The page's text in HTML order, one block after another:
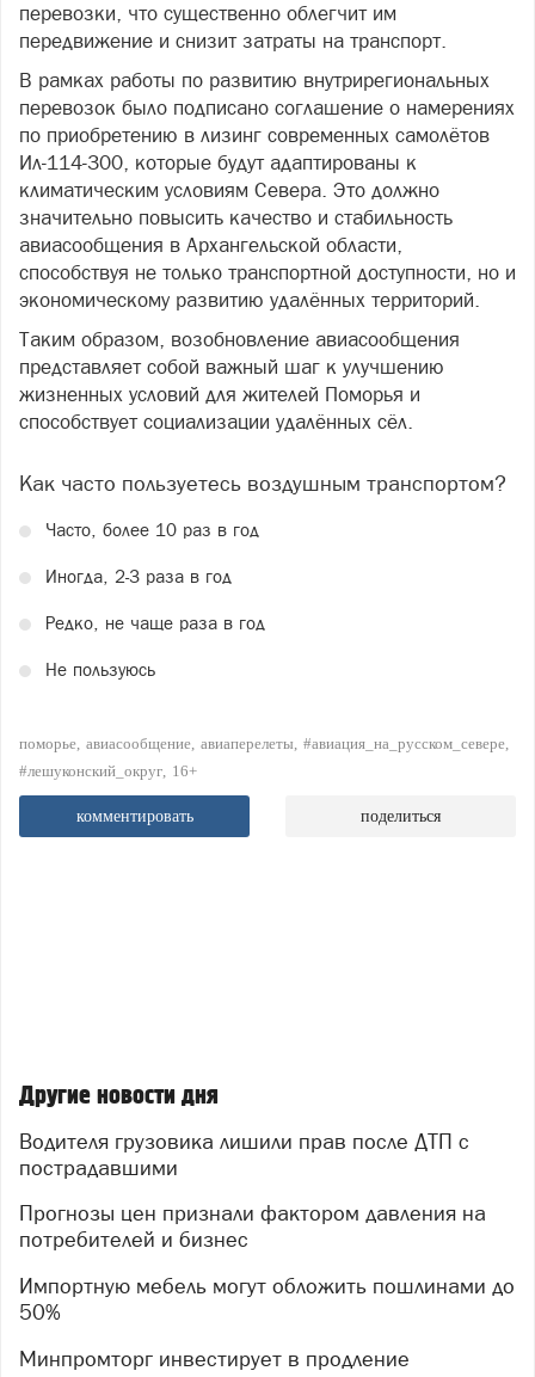
перевозки, что существенно облегчит им
передвижение и снизит затраты на транспорт.
В рамках работы по развитию внутрирегиональных
перевозок было подписано соглашение о намерениях
по приобретению в лизинг современных самолётов
Ил-114-300, которые будут адаптированы к
климатическим условиям Севера. Это должно
значительно повысить качество и стабильность
авиасообщения в Архангельской области,
способствуя не только транспортной доступности, но и
экономическому развитию удалённых территорий.
Таким образом, возобновление авиасообщения
представляет собой важный шаг к улучшению
жизненных условий для жителей Поморья и
способствует социализации удалённых сёл.
Как часто пользуетесь воздушным транспортом?
Часто, более 10 раз в год
Иногда, 2-3 раза в год
Редко, не чаще раза в год
Не пользуюсь
поморье авиасообщение авиаперелеты #авиация_на_русском_севере
#лешуконский_округ 16+
комментировать поделиться
Другие новости дня
Водителя грузовика лишили прав после ДТП с
пострадавшими
Прогнозы цен признали фактором давления на
потребителей и бизнес
Импортную мебель могут обложить пошлинами до
50%
Минпромторг инвестирует в продление